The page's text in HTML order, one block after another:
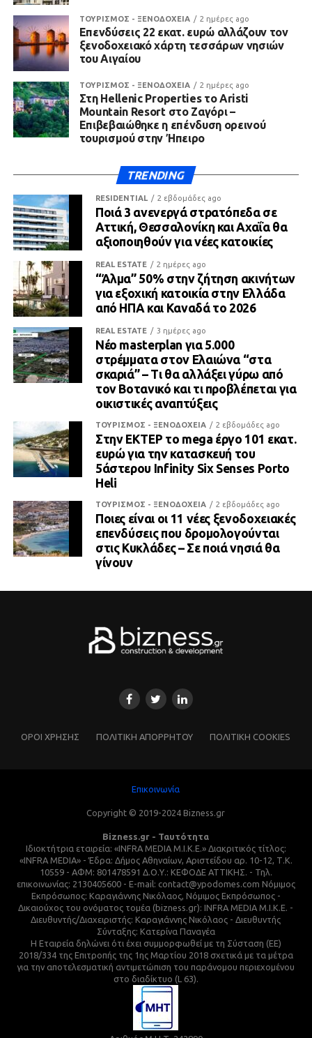
ΤΟΥΡΙΣΜΟΣ - ΞΕΝΟΔΟΧΕΙΑ 2 ημέρες ago
Επενδύσεις 22 εκατ. ευρώ αλλάζουν τον
ξενοδοχειακό χάρτη τεσσάρων νησιών
του Αιγαίου
ΤΟΥΡΙΣΜΟΣ - ΞΕΝΟΔΟΧΕΙΑ 2 ημέρες ago
Στη Hellenic Properties το Aristi
Mountain Resort στο Ζαγόρι –
Επιβεβαιώθηκε η επένδυση ορεινού
τουρισμού στην Ήπειρο
TRENDING
RESIDENTIAL 2 εβδομάδες ago
Ποιά 3 ανενεργά στρατόπεδα σε
Αττική, Θεσσαλονίκη και Αχαΐα θα
αξιοποιηθούν για νέες κατοικίες
REAL ESTATE 2 ημέρες ago
“Άλμα” 50% στην ζήτηση ακινήτων
για εξοχική κατοικία στην Ελλάδα
από ΗΠΑ και Καναδά το 2026
REAL ESTATE 3 ημέρες ago
Νέο masterplan για 5.000
στρέμματα στον Ελαιώνα “στα
σκαριά” – Τι θα αλλάξει γύρω από
τον Βοτανικό και τι προβλέπεται για
οικιστικές αναπτύξεις
ΤΟΥΡΙΣΜΟΣ - ΞΕΝΟΔΟΧΕΙΑ 2 εβδομάδες ago
Στην ΕΚΤΕΡ το mega έργο 101 εκατ.
ευρώ για την κατασκευή του
5άστερου Infinity Six Senses Porto
Heli
ΤΟΥΡΙΣΜΟΣ - ΞΕΝΟΔΟΧΕΙΑ 2 εβδομάδες ago
Ποιες είναι οι 11 νέες ξενοδοχειακές
επενδύσεις που δρομολογούνται
στις Κυκλάδες – Σε ποιά νησιά θα
γίνουν
ΌΡΟΙ ΧΡΗΣΗΣ ΠΟΛΙΤΙΚΗ ΑΠΟΡΡΗΤΟΥ ΠΟΛΙΤΙΚΗ COOKIES
Επικοινωνία
Copyright © 2019-2024 Bizness.gr
Bizness.gr - Ταυτότητα
Ιδιοκτήτρια εταιρεία: «INFRA MEDIA M.I.K.E.» Διακριτικός τίτλος:
«INFRA MEDIA» - Έδρα: Δήμος Αθηναίων, Αριστείδου αρ. 10-12, Τ.Κ.
10559 - ΑΦΜ: 801478591 Δ.Ο.Υ.: ΚΕΦΟΔΕ ΑΤΤΙΚΗΣ. - Τηλ.
επικοινωνίας: 2130405600 - E-mail: contact@ypodomes.com Νόμιμος
Εκπρόσωπος: Καραγιάννης Νικόλαος, Νόμιμος Εκπρόσωπος -
Δικαιούχος του ονόματος τομέα (bizness.gr): INFRA MEDIA M.I.K.E. -
Διευθυντής/Διαχειριστής: Καραγιάννης Νικόλαος - Διευθυντής
Σύνταξης: Κατερίνα Παναγέα
Η Εταιρεία δηλώνει ότι έχει συμμορφωθεί με τη Σύσταση (ΕΕ)
2018/334 της Επιτροπής της 1ης Μαρτίου 2018 σχετικά με τα μέτρα
για την αποτελεσματική αντιμετώπιση του παράνομου περιεχομένου
στο διαδίκτυο (L 63).